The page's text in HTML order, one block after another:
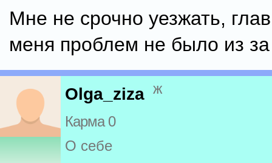
Мне не срочно уезжать,
меня проблем не было из за
Olga_ziza ж
Карма 0
О себе